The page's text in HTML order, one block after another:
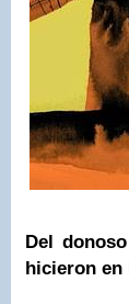
Del
hicieron en